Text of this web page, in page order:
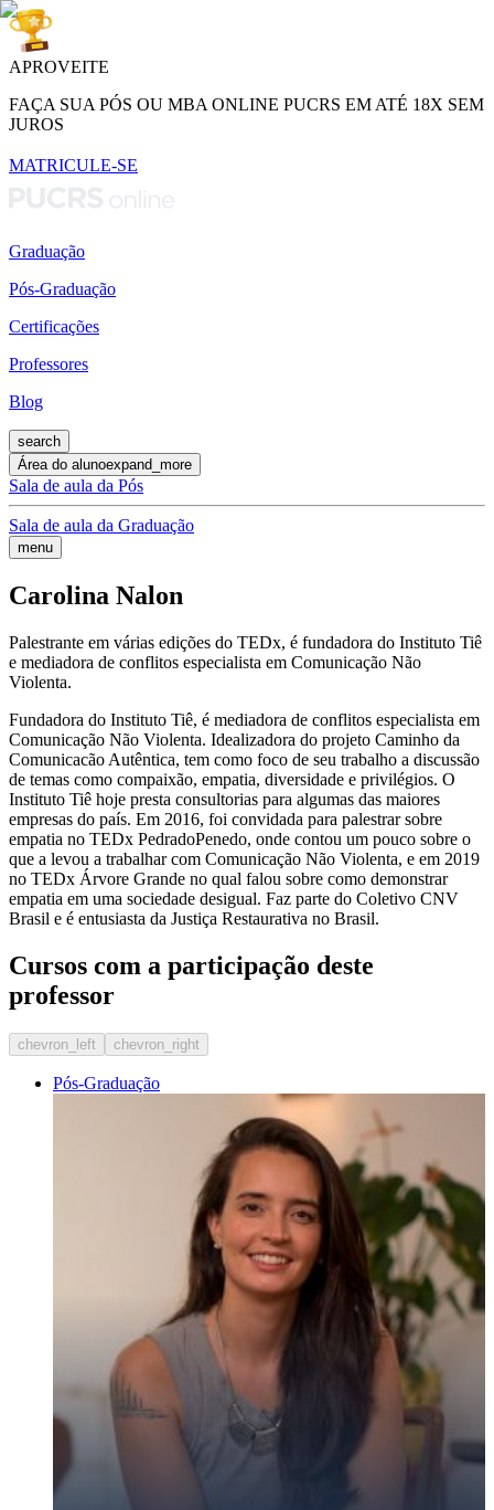
APROVEITE
FAÇA SUA PÓS OU MBA ONLINE PUCRS EM ATÉ 18X SEM
JUROS
MATRICULE-SE
Graduação
Pós-Graduação
Certificações
Professores
Blog
search
Área do alunoexpand_more
Sala de aula da Pós
Sala de aula da Graduação
menu
Carolina Nalon
Palestrante em várias edições do TEDx, é fundadora do Instituto Tiê
e mediadora de conflitos especialista em Comunicação Não
Violenta.
Fundadora do Instituto Tiê, é mediadora de conflitos especialista em
Comunicação Não Violenta. Idealizadora do projeto Caminho da
Comunicacão Autêntica, tem como foco de seu trabalho a discussão
de temas como compaixão, empatia, diversidade e privilégios. O
Instituto Tiê hoje presta consultorias para algumas das maiores
empresas do país. Em 2016, foi convidada para palestrar sobre
empatia no TEDx PedradoPenedo, onde contou um pouco sobre o
que a levou a trabalhar com Comunicação Não Violenta, e em 2019
no TEDx Árvore Grande no qual falou sobre como demonstrar
empatia em uma sociedade desigual. Faz parte do Coletivo CNV
Brasil e é entusiasta da Justiça Restaurativa no Brasil.
Cursos com a participação deste
professor
chevron_left chevron_right
Pós-Graduação